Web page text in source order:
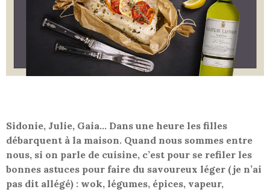
Sidonie, Julie, Gaia… Dans une heure les filles
débarquent à la maison. Quand nous sommes entre
nous, si on parle de cuisine, c’est pour se refiler les
bonnes astuces pour faire du savoureux léger (je n’ai
pas dit allégé) : wok, légumes, épices, vapeur,